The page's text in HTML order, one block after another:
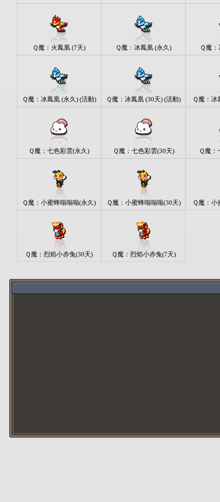
Ｑ魔：火鳳凰 (7天) Ｑ魔：冰鳳凰 (永久) Ｑ魔
Ｑ魔：冰鳳凰 (永久) (活動) Ｑ魔：冰鳳凰 (30天) (活動) Ｑ魔：冰
Ｑ魔：七色彩雲(永久) Ｑ魔：七色彩雲(30天) Ｑ魔：
Ｑ魔：小蜜蜂嗡嗡嗡(永久) Ｑ魔：小蜜蜂嗡嗡嗡(30天) Ｑ魔：小
Ｑ魔：烈焰小赤兔(30天) Ｑ魔：烈焰小赤兔(7天)